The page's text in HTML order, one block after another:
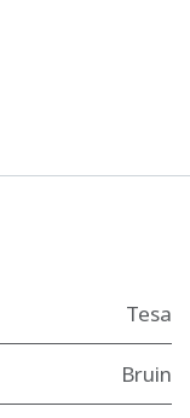
Tesa
Bruin